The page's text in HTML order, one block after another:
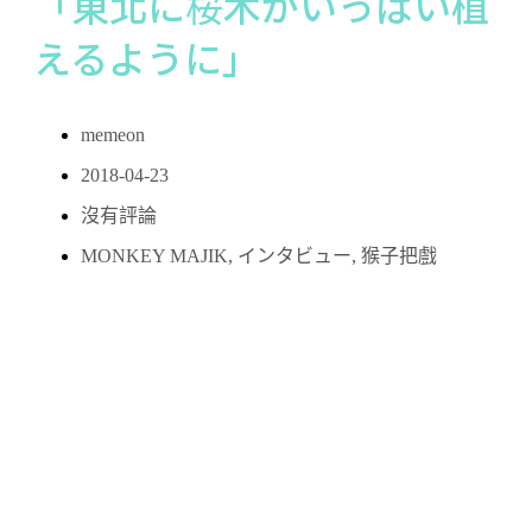
えるように」
memeon
2018-04-23
沒有評論
MONKEY MAJIK, インタビュー, 猴子把戲